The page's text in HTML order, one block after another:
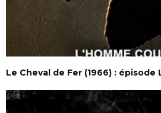
Le Cheval de Fer (1966) : épisode